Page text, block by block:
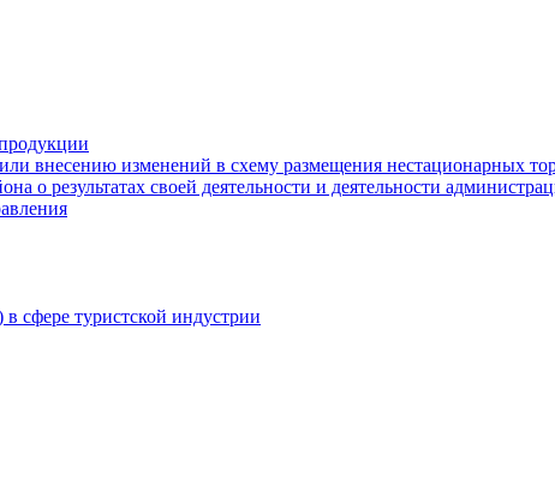
внесению изменений в схему размещения нестационарных
о результатах своей деятельности и деятельности
сфере туристской индустрии